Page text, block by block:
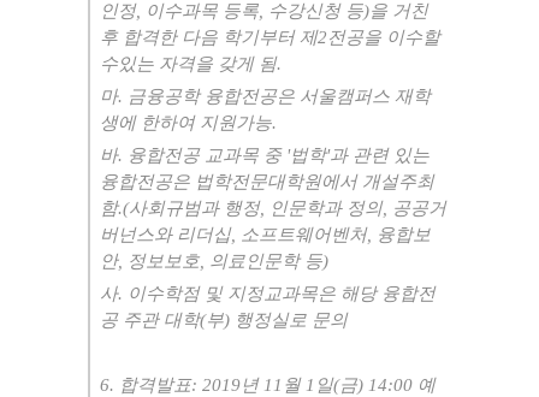
인정, 이수과목 등록, 수강신청 등)을 거친
후 합격한 다음 학기부터 제2전공을 이수할
수있는 자격을 갖게 됨.
마. 금융공학 융합전공은 서울캠퍼스 재학
생에 한하여 지원가능.
바. 융합전공 교과목 중 '법학'과 관련 있는
융합전공은 법학전문대학원에서 개설주최
함.(사회규범과 행정, 인문학과 정의, 공공거
버넌스와 리더십, 소프트웨어벤처, 융합보
안, 정보보호, 의료인문학 등)
사. 이수학점 및 지정교과목은 해당 융합전
공 주관 대학(부) 행정실로 문의
6. 합격발표: 2019년 11 월 1 일(금) 14:00 예